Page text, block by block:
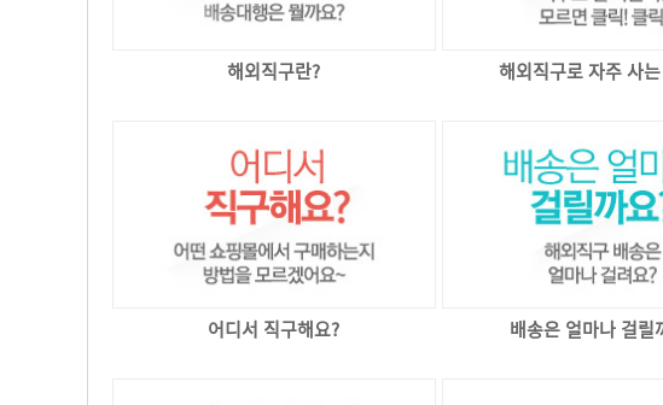
해외직구란? 해외직구로 자주 사
어디서 직구해요? 배송은 얼마나 걸릴